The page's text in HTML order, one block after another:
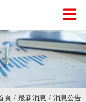
頁 / 最新消息 / 消息公告